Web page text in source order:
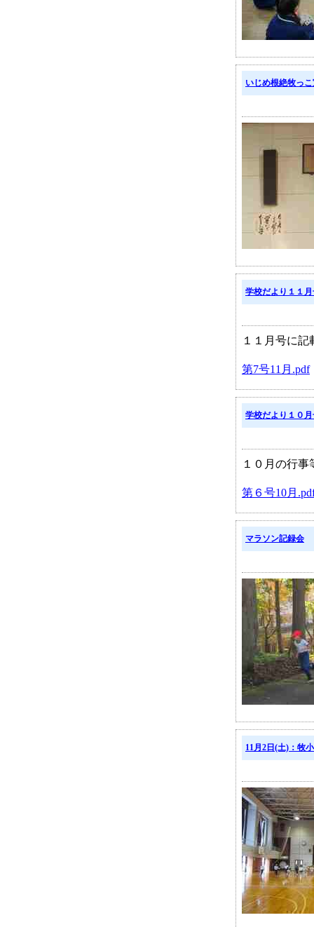
いじめ根絶牧っ
学校だより１１
１１月号に記
第7号11月.pdf
学校だより１０
１０月の行事
第６号10月
マラソン記録会
11月2日(土)：牧